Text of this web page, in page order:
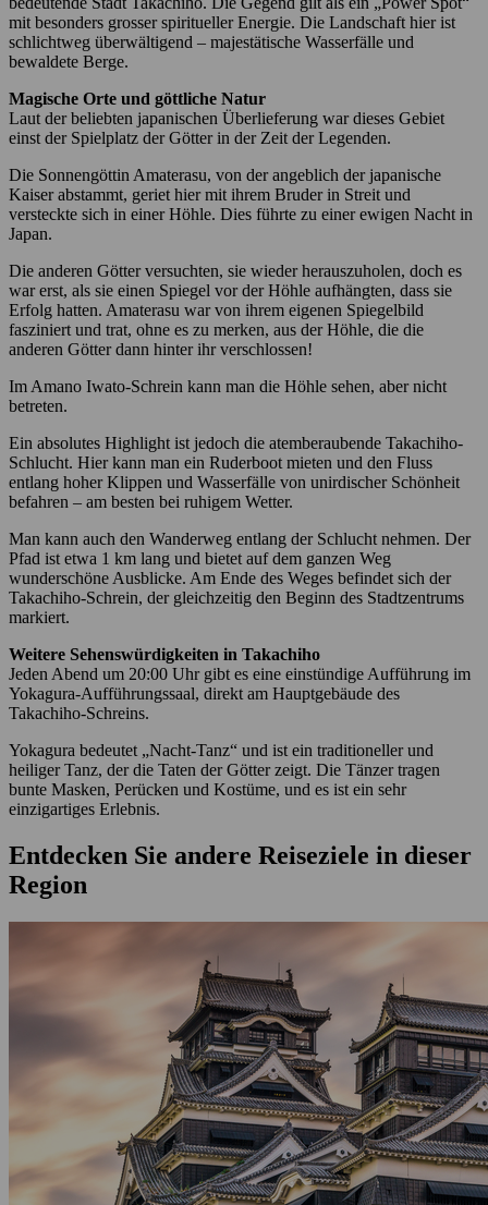
mit besonders grosser spiritueller Energie. Die Landschaft hier ist
schlichtweg überwältigend – majestätische Wasserfälle und
bewaldete Berge.
Magische Orte und göttliche Natur
Laut der beliebten japanischen Überlieferung war dieses Gebiet
einst der Spielplatz der Götter in der Zeit der Legenden.
Die Sonnengöttin Amaterasu, von der angeblich der japanische
Kaiser abstammt, geriet hier mit ihrem Bruder in Streit und
versteckte sich in einer Höhle. Dies führte zu einer ewigen Nacht in
Japan.
Die anderen Götter versuchten, sie wieder herauszuholen, doch es
war erst, als sie einen Spiegel vor der Höhle aufhängten, dass sie
Erfolg hatten. Amaterasu war von ihrem eigenen Spiegelbild
fasziniert und trat, ohne es zu merken, aus der Höhle, die die
anderen Götter dann hinter ihr verschlossen!
Im Amano Iwato-Schrein kann man die Höhle sehen, aber nicht
betreten.
Ein absolutes Highlight ist jedoch die atemberaubende Takachiho-
Schlucht. Hier kann man ein Ruderboot mieten und den Fluss
entlang hoher Klippen und Wasserfälle von unirdischer Schönheit
befahren – am besten bei ruhigem Wetter.
Man kann auch den Wanderweg entlang der Schlucht nehmen. Der
Pfad ist etwa 1 km lang und bietet auf dem ganzen Weg
wunderschöne Ausblicke. Am Ende des Weges befindet sich der
Takachiho-Schrein, der gleichzeitig den Beginn des Stadtzentrums
markiert.
Weitere Sehenswürdigkeiten in Takachiho
Jeden Abend um 20:00 Uhr gibt es eine einstündige Aufführung im
Yokagura-Aufführungssaal, direkt am Hauptgebäude des
Takachiho-Schreins.
Yokagura bedeutet „Nacht-Tanz“ und ist ein traditioneller und
heiliger Tanz, der die Taten der Götter zeigt. Die Tänzer tragen
bunte Masken, Perücken und Kostüme, und es ist ein sehr
einzigartiges Erlebnis.
Entdecken Sie andere Reiseziele in dieser
Region